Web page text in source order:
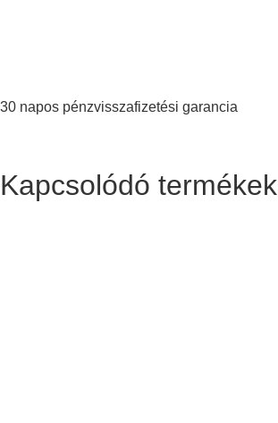
30 napos pénzvisszafizetési garancia
Kapcsolódó termékek